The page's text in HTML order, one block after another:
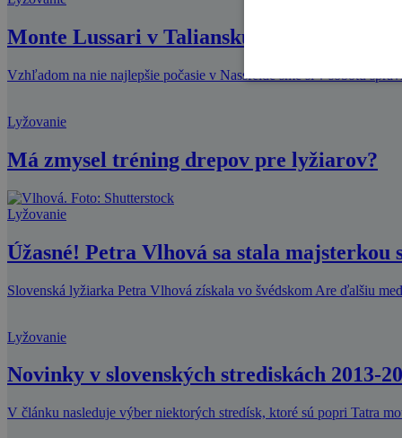
Monte Lussari v Taliansku: maličké
Vzhľadom na nie najlepšie počasie v Nassfelde sme si v sobotu
Lyžovanie
Má zmysel tréning drepov pre lyžiarov?
Lyžovanie
Úžasné! Petra Vlhová sa stala majsterkou
Slovenská lyžiarka Petra Vlhová získala vo švédskom Are ďalšiu
Lyžovanie
Novinky v slovenských strediskách 2013-
V článku nasleduje výber niektorých stredísk, ktoré sú popri Tatra